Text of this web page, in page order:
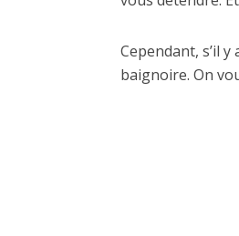
Cependant, s’il
baignoire. On